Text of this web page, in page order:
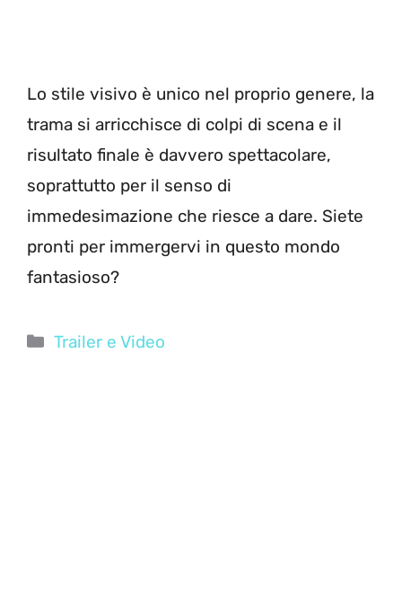
Lo stile visivo è unico nel proprio genere, la
trama si arricchisce di colpi di scena e il
risultato finale è davvero spettacolare,
soprattutto per il senso di
immedesimazione che riesce a dare. Siete
pronti per immergervi in questo mondo
fantasioso?
Categorie
Trailer e Video